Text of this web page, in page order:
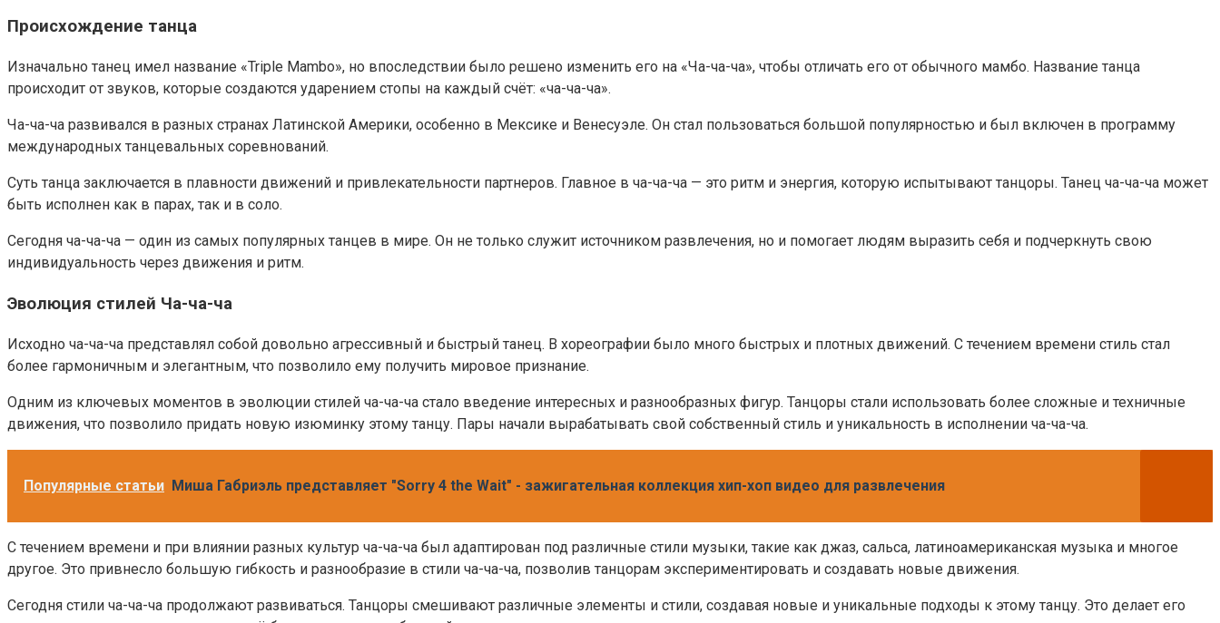
Происхождение танца
Изначально танец имел название «Triple Mambo», но впоследствии было решено изменить его на «Ча-ча-ча», чтобы отличать его от обычного мамбо. Название танца
происходит от звуков, которые создаются ударением стопы на каждый счёт: «ча-ча-ча».
Ча-ча-ча развивался в разных странах Латинской Америки, особенно в Мексике и Венесуэле. Он стал пользоваться большой популярностью и был включен в программу
международных танцевальных соревнований.
Суть танца заключается в плавности движений и привлекательности партнеров. Главное в ча-ча-ча — это ритм и энергия, которую испытывают танцоры. Танец ча-ча-ча может
быть исполнен как в парах, так и в соло.
Сегодня ча-ча-ча — один из самых популярных танцев в мире. Он не только служит источником развлечения, но и помогает людям выразить себя и подчеркнуть свою
индивидуальность через движения и ритм.
Эволюция стилей Ча-ча-ча
Исходно ча-ча-ча представлял собой довольно агрессивный и быстрый танец. В хореографии было много быстрых и плотных движений. С течением времени стиль стал
более гармоничным и элегантным, что позволило ему получить мировое признание.
Одним из ключевых моментов в эволюции стилей ча-ча-ча стало введение интересных и разнообразных фигур. Танцоры стали использовать более сложные и техничные
движения, что позволило придать новую изюминку этому танцу. Пары начали вырабатывать свой собственный стиль и уникальность в исполнении ча-ча-ча.
Популярные статьи Миша Габриэль представляет "Sorry 4 the Wait" - зажигательная коллекция хип-хоп видео для развлечения
С течением времени и при влиянии разных культур ча-ча-ча был адаптирован под различные стили музыки, такие как джаз, сальса, латиноамериканская музыка и многое
другое. Это привнесло большую гибкость и разнообразие в стили ча-ча-ча, позволив танцорам экспериментировать и создавать новые движения.
Сегодня стили ча-ча-ча продолжают развиваться. Танцоры смешивают различные элементы и стили, создавая новые и уникальные подходы к этому танцу. Это делает его